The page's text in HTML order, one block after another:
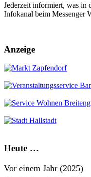
Jederzeit informiert, was in
Infokanal beim Messenger
Anzeige
Heute …
Vor einem Jahr (2025)